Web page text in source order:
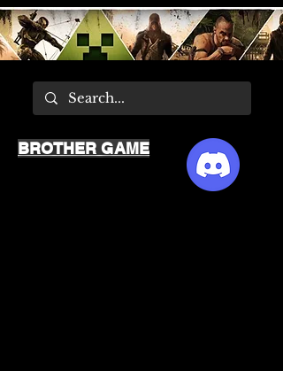
BROTHER GAME